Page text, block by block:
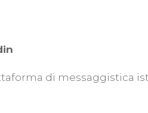
di messaggistica